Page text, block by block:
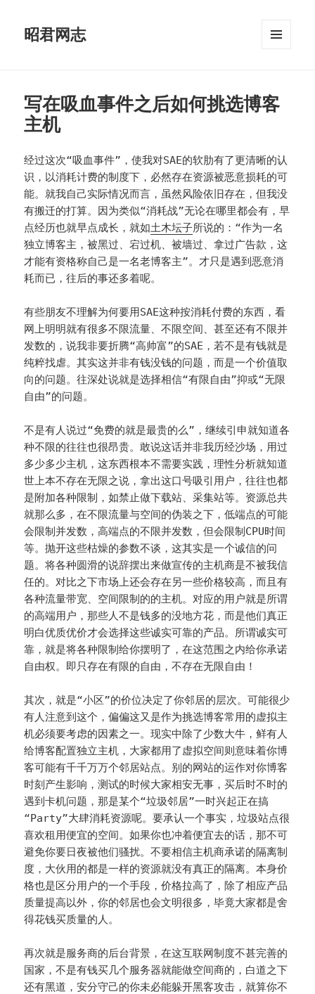
昭君网志
写在吸血事件之后如何挑选博客
主机
经过这次“吸血事件”，使我对SAE的软肋有了更清晰的认
识，以消耗计费的制度下，必然存在资源被恶意损耗的可
能。就我自己实际情况而言，虽然风险依旧存在，但我没
有搬迁的打算。因为类似“消耗战”无论在哪里都会有，早
点经历也就早点成长，就如土木坛子所说的：“作为一名
独立博客主，被黑过、宕过机、被墙过、拿过广告款，这
才能有资格称自己是一名老博客主”。才只是遇到恶意消
耗而已，往后的事还多着呢。
有些朋友不理解为何要用SAE这种按消耗付费的东西，看
网上明明就有很多不限流量、不限空间、甚至还有不限并
发数的，说我非要折腾“高帅富”的SAE，若不是有钱就是
纯粹找虐。其实这并非有钱没钱的问题，而是一个价值取
向的问题。往深处说就是选择相信“有限自由”抑或“无限
自由”的问题。
不是有人说过“免费的就是最贵的么”，继续引申就知道各
种不限的往往也很昂贵。敢说这话并非我历经沙场，用过
多少多少主机，这东西根本不需要实践，理性分析就知道
世上本不存在无限之说，拿出这口号吸引用户，往往也都
是附加各种限制，如禁止做下载站、采集站等。资源总共
就那么多，在不限流量与空间的伪装之下，低端点的可能
会限制并发数，高端点的不限并发数，但会限制CPU时间
等。抛开这些枯燥的参数不谈，这其实是一个诚信的问
题。将各种圆滑的说辞摆出来做宣传的主机商是不被我信
任的。对比之下市场上还会存在另一些价格较高，而且有
各种流量带宽、空间限制的的主机。对应的用户就是所谓
的高端用户，那些人不是钱多的没地方花，而是他们真正
明白优质优价才会选择这些诚实可靠的产品。所谓诚实可
靠，就是将各种限制给你摆明了，在这范围之内给你承诺
自由权。即只存在有限的自由，不存在无限自由！
其次，就是“小区”的价位决定了你邻居的层次。可能很少
有人注意到这个，偏偏这又是作为挑选博客常用的虚拟主
机必须要考虑的因素之一。现实中除了少数大牛，鲜有人
给博客配置独立主机，大家都用了虚拟空间则意味着你博
客可能有千千万万个邻居站点。别的网站的运作对你博客
时刻产生影响，测试的时候大家相安无事，买后时不时的
遇到卡机问题，那是某个“垃圾邻居”一时兴起正在搞
“Party”大肆消耗资源呢。要承认一个事实，垃圾站点很
喜欢租用便宜的空间。如果你也冲着便宜去的话，那不可
避免你要日夜被他们骚扰。不要相信主机商承诺的隔离制
度，大伙用的都是一样的资源就没有真正的隔离。本身价
格也是区分用户的一个手段，价格拉高了，除了相应产品
质量提高以外，你的邻居也会文明很多，毕竟大家都是舍
得花钱买质量的人。
再次就是服务商的后台背景，在这互联网制度不甚完善的
国家，不是有钱买几个服务器就能做空间商的，白道之下
还有黑道，安分守己的你未必能躲开黑客攻击，就算你不